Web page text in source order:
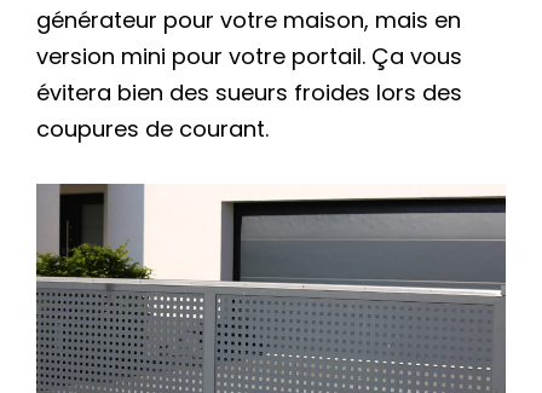
générateur pour votre maison, mais en
version mini pour votre portail. Ça vous
évitera bien des sueurs froides lors des
coupures de courant.